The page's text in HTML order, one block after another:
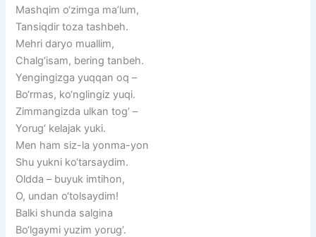
Mashqim o‘zimga ma’lum,
Tansiqdir toza tashbeh.
Mehri daryo muallim,
Chalg‘isam, bering tanbeh.
Yengingizga yuqqan oq –
Bo‘rmas, ko‘nglingiz yuqi.
Zimmangizda ulkan tog‘ –
Yorug‘ kelajak yuki.
Men ham siz-la yonma-yon
Shu yukni ko‘tarsaydim.
Oldda – buyuk imtihon,
O, undan o‘tolsaydim!
Balki shunda salgina
Bo‘lgaymi yuzim yorug‘.